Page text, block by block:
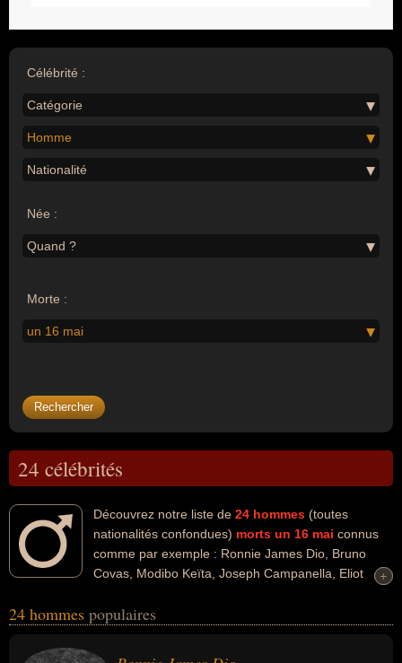
Célébrité :
Catégorie
Homme
Nationalité
Née :
Quand ?
Morte :
un 16 mai
24 célébrités
Découvrez notre liste de 24 hommes (toutes
nationalités confondues) morts un 16 mai connus
comme par exemple : Ronnie James Dio, Bruno
Covas, Modibo Keïta, Joseph Campanella, Eliot
Casabona, Gérard Jouannest... Ces personnalités (de sexe
de la musique, de la politique, de la politique de gauche, du
+
+
24 hommes populaires